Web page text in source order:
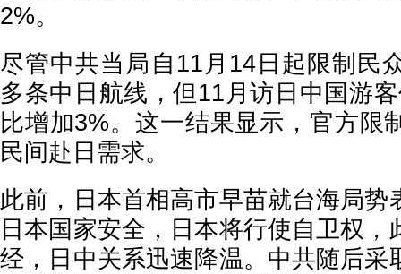
2%。
尽管中共当局自11月14日起限制民
多条中日航线，但11月访日中国游
比增加3%。这一结果显示，官方限
民间赴日需求。
此前，日本首相高市早苗就台海局势
日本国家安全，日本将行使自卫权，
经，日中关系迅速降温。中共随后采